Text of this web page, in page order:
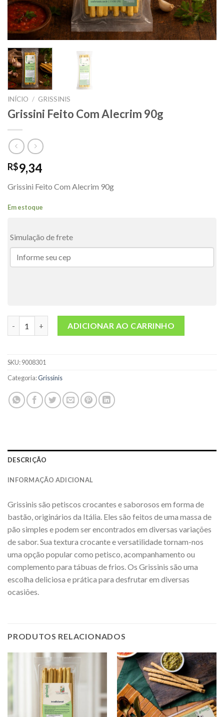
INÍCIO / GRISSINIS
Grissini Feito Com Alecrim 90g
R$9,34
Grissini Feito Com Alecrim 90g
Em estoque
Simulação de frete
ADICIONAR AO CARRINHO
SKU:9008301
Categoria:Grissinis
DESCRIÇÃO
INFORMAÇÃO ADICIONAL
Grissinis são petiscos crocantes e saborosos em forma de
bastão, originários da Itália. Eles são feitos de uma massa de
pão simples e podem ser encontrados em diversas variações
de sabor. Sua textura crocante e versatilidade tornam-nos
uma opção popular como petisco, acompanhamento ou
complemento para tábuas de frios. Os Grissinis são uma
escolha deliciosa e prática para desfrutar em diversas
ocasiões.
PRODUTOS RELACIONADOS